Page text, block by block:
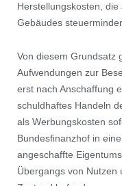
Herstellungskosten,
Gebäudes
Von diesem Grundsatz
Aufwendungen zur
erst nach Anschaffung
schuldhaftes Handeln
als Werbungskosten
Bundesﬁnanzhof in
angeschaffte
Übergangs von Nutzen